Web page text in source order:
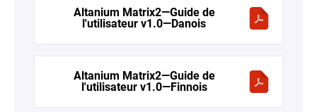
Altanium Matrix2—Guide de
l'utilisateur v1.0—Danois
Altanium Matrix2—Guide de
l'utilisateur v1.0—Finnois